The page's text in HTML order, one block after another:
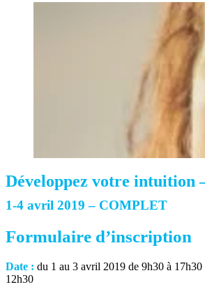
Développez votre intuition
1-4 avril 2019 – COMPLET
Formulaire d’inscription
Date : du 1 au 3 avril 2019 de 9h30 à
12h30